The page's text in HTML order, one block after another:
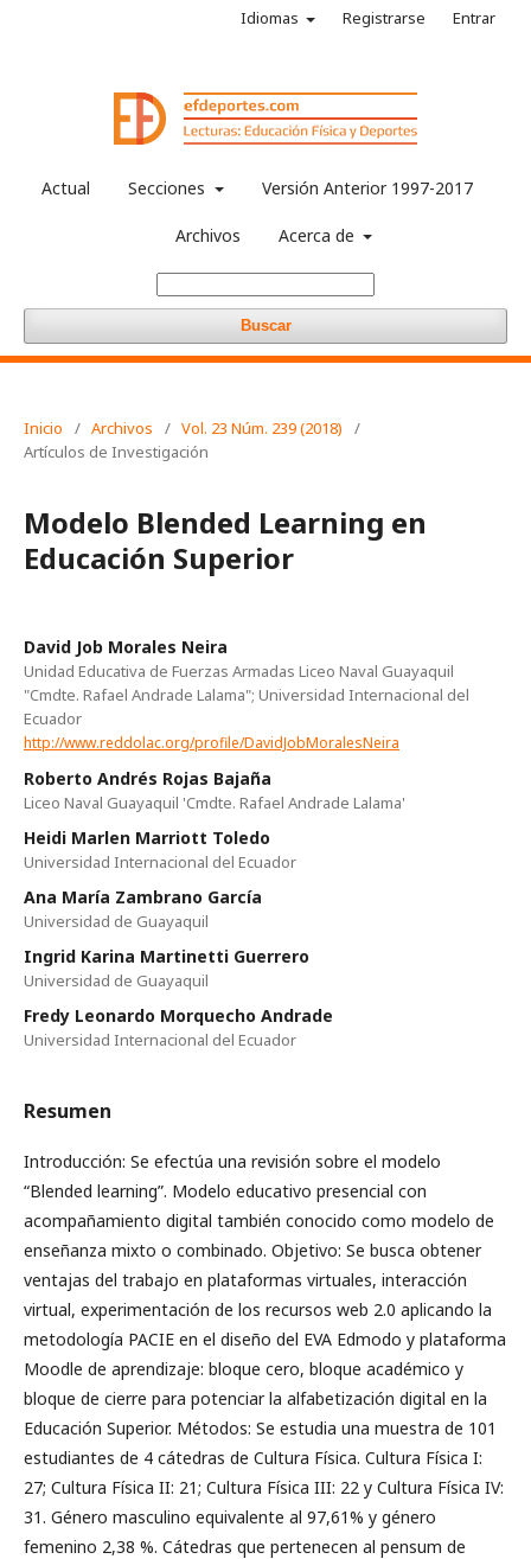
Actual Secciones Versión Anterior 1997-2017
Archivos Acerca de
Buscar
Idiomas Registrarse Entrar
Inicio / Archivos / Vol. 23 Núm. 239 (2018)
/
Artículos de Investigación
Modelo Blended Learning en
Educación Superior
David Job Morales Neira
Unidad Educativa de Fuerzas Armadas Liceo Naval Guayaquil
"Cmdte. Rafael Andrade Lalama"; Universidad Internacional del
Ecuador
http://www.reddolac.org/profile/DavidJobMoralesNeira
Roberto Andrés Rojas Bajaña
Liceo Naval Guayaquil 'Cmdte. Rafael Andrade Lalama'
Heidi Marlen Marriott Toledo
Universidad Internacional del Ecuador
Ana María Zambrano García
Universidad de Guayaquil
Ingrid Karina Martinetti Guerrero
Universidad de Guayaquil
Fredy Leonardo Morquecho Andrade
Universidad Internacional del Ecuador
Resumen
Introducción: Se efectúa una revisión sobre el modelo
“Blended learning”. Modelo educativo presencial con
acompañamiento digital también conocido como modelo de
enseñanza mixto o combinado. Objetivo: Se busca obtener
ventajas del trabajo en plataformas virtuales, interacción
virtual, experimentación de los recursos web 2.0 aplicando la
metodología PACIE en el diseño del EVA Edmodo y plataforma
Moodle de aprendizaje: bloque cero, bloque académico y
bloque de cierre para potenciar la alfabetización digital en la
Educación Superior. Métodos: Se estudia una muestra de 101
estudiantes de 4 cátedras de Cultura Física. Cultura Física I:
27; Cultura Física II: 21; Cultura Física III: 22 y Cultura Física IV:
31. Género masculino equivalente al 97,61% y género
femenino 2,38 %. Cátedras que pertenecen al pensum de